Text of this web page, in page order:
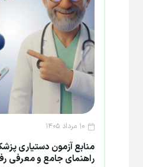
۱۰ مرداد ۱۴۰۵
راهنمای جامع و معرفی